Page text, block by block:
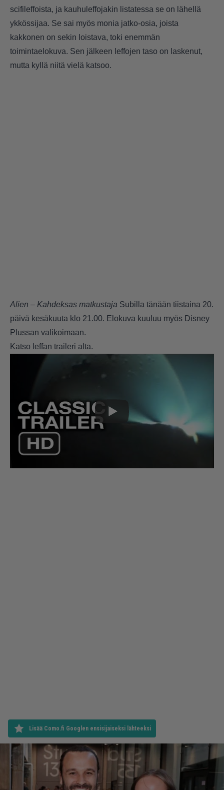
scifileffoista, ja kauhuleffojakin listatessa se on lähellä
ykkössijaa. Se sai myös monia jatko-osia, joista
kakkonen on sekin loistava, toki enemmän
toimintaelokuva. Sen jälkeen leffojen taso on laskenut,
mutta kyllä niitä vielä katsoo.
Alien – Kahdeksas matkustaja Subilla tänään tiistaina 20.
päivä kesäkuuta klo 21.00. Elokuva kuuluu myös Disney
Plussan valikoimaan.
Katso leffan traileri alta.
Lisää Como.fi Googlen ensisijaiseksi lähteeksi